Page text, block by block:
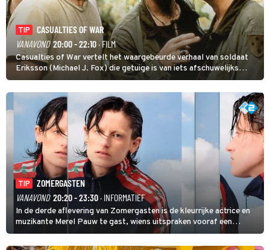
TIP
CASUALTIES OF WAR
VANAVOND 20:00 - 22:10· FILM
Casualties of War vertelt het waargebeurde verhaal van soldaat
Eriksson (Michael J. Fox) die getuige is van iets afschuwelijks
tijdens de Vietnamoorlog. Hij besluit uit de school te klappen.
TIP
ZOMERGASTEN
VANAVOND 20:20 - 23:30· INFORMATIEF
In de derde aflevering van Zomergasten is de kleurrijke actrice en
muzikante Merel Pauw te gast, wiens uitspraken vooraf een
boeiende avond beloven: 'Mijn ideale televisieavond is zoals mijn
identiteit: grenzeloos, absurd en vol angsten'.